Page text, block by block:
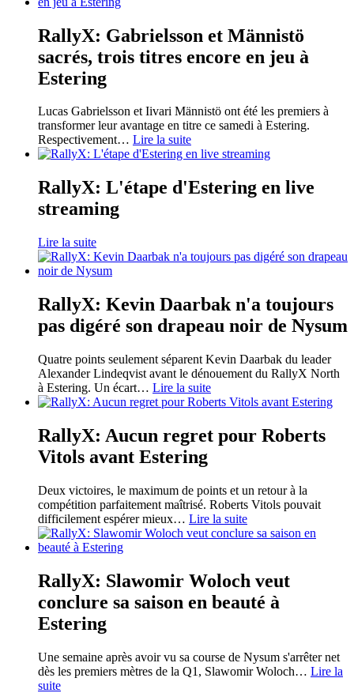
RallyX: Gabrielsson et Männistö
sacrés, trois titres encore en jeu à
Estering
Lucas Gabrielsson et Iivari Männistö ont été les premiers à
transformer leur avantage en titre ce samedi à Estering.
Respectivement… Lire la suite
RallyX: L'étape d'Estering en live
streaming
Lire la suite
RallyX: Kevin Daarbak n'a toujours
pas digéré son drapeau noir de Nysum
Quatre points seulement séparent Kevin Daarbak du leader
Alexander Lindeqvist avant le dénouement du RallyX North
à Estering. Un écart… Lire la suite
RallyX: Aucun regret pour Roberts
Vitols avant Estering
Deux victoires, le maximum de points et un retour à la
compétition parfaitement maîtrisé. Roberts Vitols pouvait
difficilement espérer mieux… Lire la suite
RallyX: Slawomir Woloch veut
conclure sa saison en beauté à
Estering
Une semaine après avoir vu sa course de Nysum s'arrêter net
dès les premiers mètres de la Q1, Slawomir Woloch… Lire la
suite